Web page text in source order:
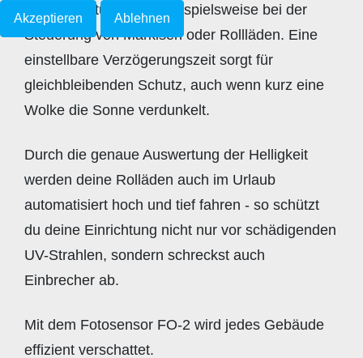
in vielen Situationen. Beispielsweise bei der
Steuerung von Markisen oder Rollläden. Eine
einstellbare Verzögerungszeit sorgt für
gleichbleibenden Schutz, auch wenn kurz eine
Wolke die Sonne verdunkelt.
Durch die genaue Auswertung der Helligkeit
werden deine Rolläden auch im Urlaub
automatisiert hoch und tief fahren - so schützt
du deine Einrichtung nicht nur vor schädigenden
UV-Strahlen, sondern schreckst auch
Einbrecher ab.
Mit dem Fotosensor FO-2 wird jedes Gebäude
effizient verschattet.
Akzeptieren Ablehnen